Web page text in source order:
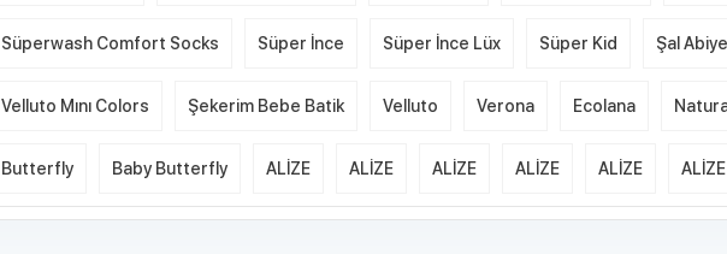
Süperwash Comfort Socks Süper İnce Süper İnce Lüx Süper Kid Şal Abiye
Velluto Mını Colors Şekerim Bebe Batik Velluto Verona Ecolana
Butterfly Baby Butterfly ALİZE ALİZE ALİZE ALİZE ALİZE ALİZE